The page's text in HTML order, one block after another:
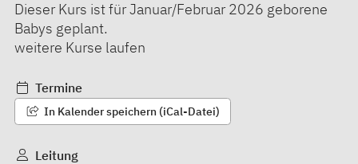
Dieser Kurs ist für Januar/Februar 2026 geborene
Babys geplant.
weitere Kurse laufen
Termine
In Kalender speichern (iCal-Datei)
Leitung